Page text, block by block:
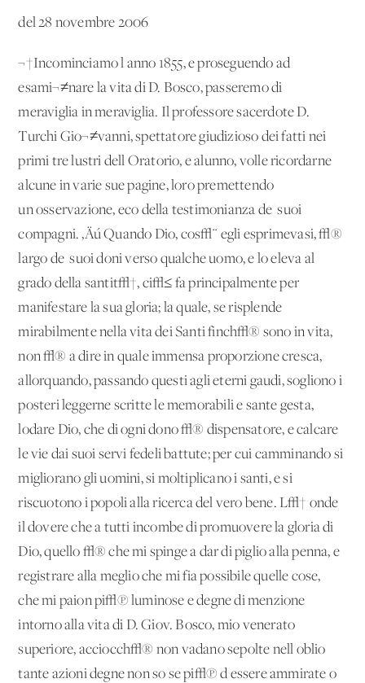
del 28 novembre 2006
¬†Incominciamo l'anno 1855, e proseguendo ad
esami¬≠nare la vita di D. Bosco, passeremo di
meraviglia in meraviglia. Il professore sacerdote D.
Turchi Gio¬≠vanni, spettatore giudizioso dei fatti nei
primi tre lustri dell'Oratorio, e alunno, volle ricordarne
alcune in varie sue pagine, loro premettendo
un'osservazione, eco della testimonianza de' suoi
compagni. ‚Äú Quando Dio, cos√¨ egli esprimevasi, √®
largo de' suoi doni verso qualche uomo, e lo eleva al
grado della santit√†, ci√≤ fa principalmente per
manifestare la sua gloria; la quale, se risplende
mirabilmente nella vita dei Santi finch√® sono in vita,
non √® a dire in quale immensa proporzione cresca,
allorquando, passando questi agli eterni gaudi, sogliono i
posteri leggerne scritte le memorabili e sante gesta,
lodare Dio, che di ogni dono √® dispensatore, e calcare
le vie dai suoi servi fedeli battute; per cui camminando si
migliorano gli uomini, si moltiplicano i santi, e si
riscuotono i popoli alla ricerca del vero bene. L√† onde
il dovere che a tutti incombe di promuovere la gloria di
Dio, quello √® che mi spinge a dar di piglio alla penna, e
registrare alla meglio che mi fia possibile quelle cose,
che mi paion pi√π luminose e degne di menzione
intorno alla vita di D. Giov. Bosco, mio venerato
superiore, acciocch√® non vadano sepolte nell'oblio
tante azioni degne non so se pi√π d'essere ammirate o